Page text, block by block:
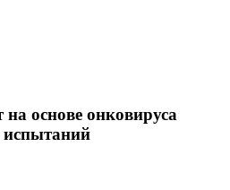
новости часа Литвы и мира на
основе онковируса